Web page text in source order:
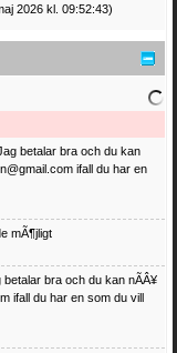
2026 kl. 09:52:43)
Jag betalar bra och du kan
ifall du har en
mÃ¶jligt
bra och du kan nÃÂ¥
ifall du har en som du vill